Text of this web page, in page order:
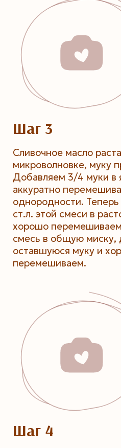
Шаг 3
Сливочное масло
микроволновке, муку
Добавляем 3/4 муки в
аккуратно
однородности.
ст.л. этой смеси в
хорошо
смесь в общую миску,
оставшуюся муку и
перемешиваем.
Шаг 4